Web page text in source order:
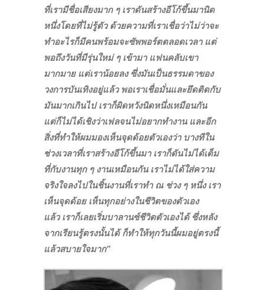
ที่เรามีชื่อเสียงมาก ๆ เราดันสร้างอีโก้ขึ้นมานิด
หนึ่งโดยที่ไม่รู้ตัว ด้วยความที่เราเชื่อว่าไม่ว่าจะ
ทำอะไรก็มีคนพร้อมจะซัพพอร์ตตลอดเวลา แต่
พอถึงวันที่มีรุ่นใหม่ ๆ เข้ามา แฟนคลับเขา
มากมาย แต่เราน้อยลง ซึ่งมันเป็นธรรมดาของ
วงการบันเทิงอยู่แล้ว พอเราเชื่อมั่นและยึดติดกับ
มันมากเกินไป เราก็ผิดหวังนิดหนึ่งเหมือนกัน
แต่ก็ไม่ได้เชิงว่าเฟลจนไม่อยากทำงาน และอีก
สิ่งที่ทำให้ผมมองเห็นจุดด้อยตัวเองว่า บางทีใน
ช่วงเวลาที่เราสร้างอีโก้ขึ้นมา เราก็ดันไม่ได้เต็ม
ที่กับงานทุก ๆ งานเหมือนกัน เราไม่ได้ใส่ความ
จริงใจลงไปในชิ้นงานที่เราทำ ณ ช่วง ๆ หนึ่ง เรา
เห็นจุดด้อย เห็นทุกอย่างในชีวิตของตัวเอง
แล้ว เราก็เลยเริ่มบาลานซ์ชีวิตตัวเองได้ ซึ่งหลัง
จากเรียนรู้ตรงนั้นได้ ก็ทำให้ทุกวันนี้ผมอยู่ตรงนี้
แล้วสบายใจมาก”